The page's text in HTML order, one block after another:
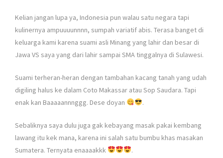
Kelian jangan lupa ya, Indonesia pun walau satu negara tapi
kulinernya ampuuuunnnn, sumpah variatif abis. Terasa banget di
keluarga kami karena suami asli Minang yang lahir dan besar di
Jawa VS saya yang dari lahir sampai SMA tinggalnya di Sulawesi.
Suami terheran-heran dengan tambahan kacang tanah yang udah
digiling halus ke dalam Coto Makassar atau Sop Saudara. Tapi
enak kan Baaaaannnggg. Dese doyan
.
Sebaliknya saya dulu juga gak kebayang masak pakai kembang
lawang itu kek mana, karena ini salah satu bumbu khas masakan
Sumatera. Ternyata enaaaakkk
.